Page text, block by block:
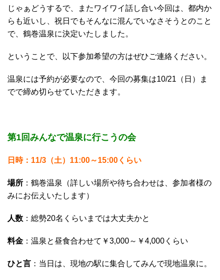
じゃぁどうするで、またワイワイ話し合い今回は、都内か
らも近いし、祝日でもそんなに混んでいなさそうとのこと
で、鶴巻温泉に決定いたしました。
ということで、以下参加希望の方はぜひご連絡ください。
温泉には予約が必要なので、今回の募集は10/21（日）ま
でで締め切らせていただきます。
第1回みんなで温泉に行こうの会
日時：11/3（土）11:00～15:00くらい
場所 ：鶴巻温泉（詳しい場所や待ち合わせは、参加者様の
みにお伝えいたします）
人数 ：総勢20名くらいまでは大丈夫かと
料金 ：温泉と昼食合わせて￥3,000～￥4,000くらい
ひと言 ：当日は、現地の駅に集合してみんで現地温泉に。